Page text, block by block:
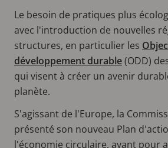
Le besoin de pratiques plus
avec l'introduction de nouvelles
structures, en particulier les
développement durable(ODD)
qui visent à créer un avenir
planète.
S'agissant de l'Europe, la
présenté son nouveau Plan
l'économie circulaire, ayant pour